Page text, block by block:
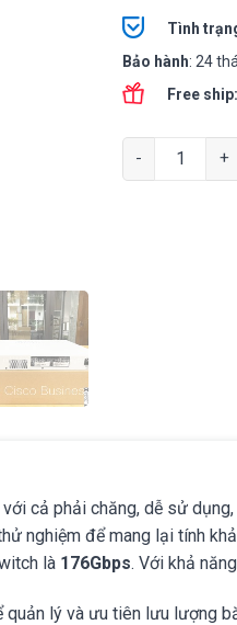
Tình
Bảo hành: 24
Free ship:
Cisco
cả phải chăng, dễ sử
nghiệm để mang lại tính
là 176Gbps. Với khả
lý và ưu tiên lưu lượng